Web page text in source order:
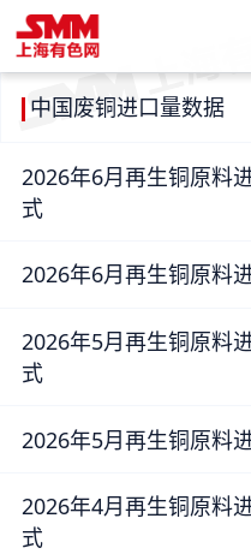
中国废铜进口量数据
2026年6月再生铜原料
式
2026年6月再生铜原料
2026年5月再生铜原料
式
2026年5月再生铜原料
2026年4月再生铜原料
式